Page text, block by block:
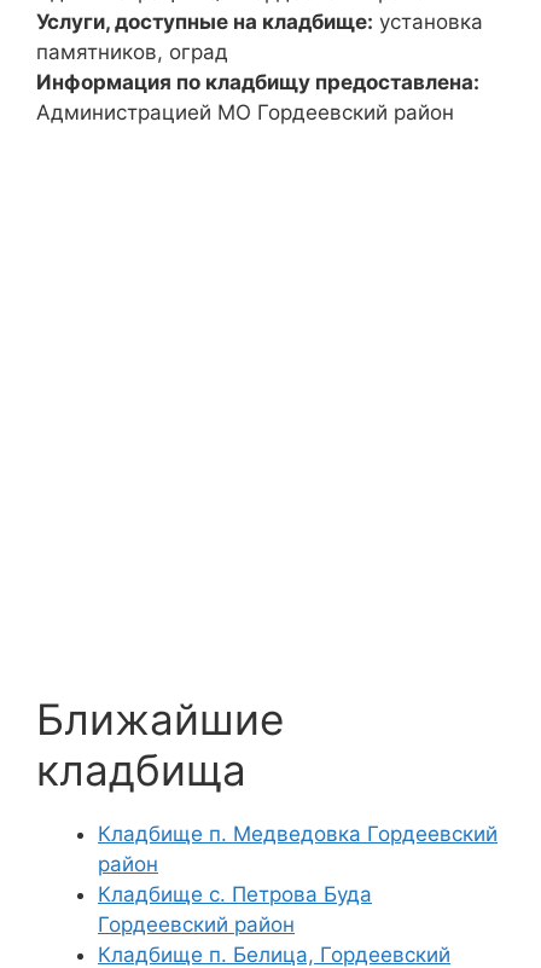
Услуги, доступные на кладбище: установка
памятников, оград
Информация по кладбищу предоставлена:
Администрацией МО Гордеевский район
Ближайшие
кладбища
Кладбище п. Медведовка Гордеевский
район
Кладбище с. Петрова Буда
Гордеевский район
Кладбище п. Белица, Гордеевский